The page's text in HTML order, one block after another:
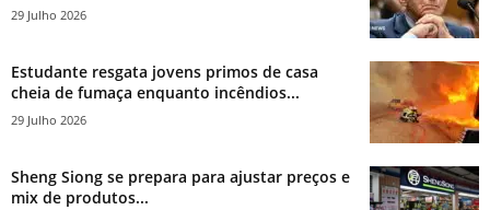
29 Julho 2026
Estudante resgata jovens primos de casa
cheia de fumaça enquanto incêndios...
29 Julho 2026
Sheng Siong se prepara para ajustar preços e
mix de produtos...